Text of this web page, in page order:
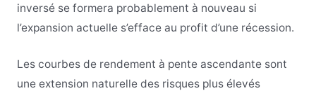
inversé se formera probablement à nouveau si
l’expansion actuelle s’efface au profit d’une récession.
Les courbes de rendement à pente ascendante sont
une extension naturelle des risques plus élevés